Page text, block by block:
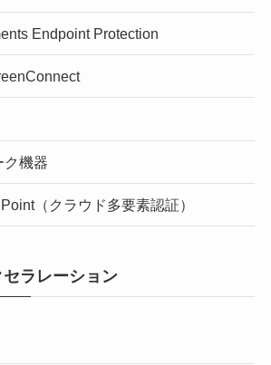
Endpoint Protection
ク機器
（クラウド多要素認証）
ラレーション